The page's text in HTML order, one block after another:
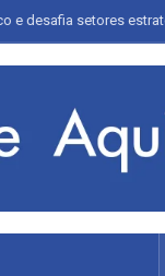
setores estratégicos